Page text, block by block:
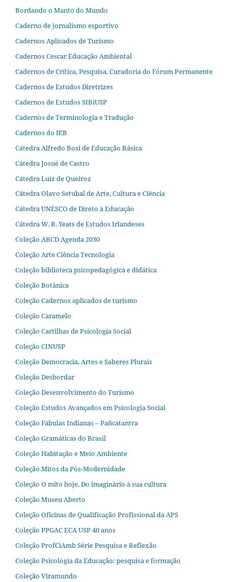
Bordando o Manto do Mundo
Caderno de jornalismo esportivo
Cadernos Aplicados de Turismo
Cadernos Cescar Educação Ambiental
Cadernos de Crítica, Pesquisa, Curadoria do Fórum Permanente
Cadernos de Estudos Diretrizes
Cadernos de Estudos SIBiUSP
Cadernos de Terminologia e Tradução
Cadernos do IEB
Cátedra Alfredo Bosi de Educação Básica
Cátedra Josué de Castro
Cátedra Luiz de Queiroz
Cátedra Olavo Setubal de Arte, Cultura e Ciência
Cátedra UNESCO de Direto à Educação
Cátedra W. B. Yeats de Estudos Irlandeses
Coleção ABCD Agenda 2030
Coleção Arte Ciência Tecnologia
Coleção biblioteca psicopedagógica e didática
Coleção Botânica
Coleção Cadernos aplicados de turismo
Coleção Caramelo
Coleção Cartilhas de Psicologia Social
Coleção CINUSP
Coleção Democracia, Artes e Saberes Plurais
Coleção Desbordar
Coleção Desenvolvimento do Turismo
Coleção Estudos Avançados em Psicologia Social
Coleção Fábulas Indianas – Pañcatantra
Coleção Gramáticas do Brasil
Coleção Habitação e Meio Ambiente
Coleção Mitos da Pós-Modernidade
Coleção O mito hoje. Do imaginário à sua cultura
Coleção Museu Aberto
Coleção Oficinas de Qualificação Profissional da APS
Coleção PPGAC ECA USP 40 anos
Coleção ProfCiAmb Série Pesquisa e Reflexão
Coleção Psicologia da Educação: pesquisa e formação
Coleção Viramundo